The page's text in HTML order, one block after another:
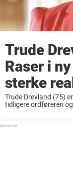
Trude
Raser i
sterke
Trude Drevland (75)
tidligere ordføreren